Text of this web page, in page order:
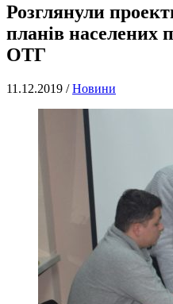
Розглянули
планів населених
ОТГ
11.12.2019 /Новини